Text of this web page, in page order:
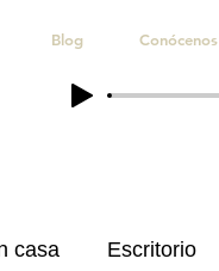
Blog Conócenos
casa Escritorio